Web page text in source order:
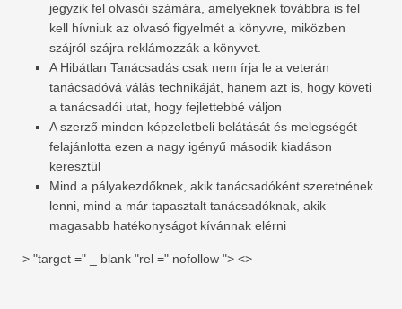
jegyzik fel olvasói számára, amelyeknek továbbra is fel
kell hívniuk az olvasó figyelmét a könyvre, miközben
szájról szájra reklámozzák a könyvet.
A Hibátlan Tanácsadás csak nem írja le a veterán
tanácsadóvá válás technikáját, hanem azt is, hogy követi
a tanácsadói utat, hogy fejlettebbé váljon
A szerző minden képzeletbeli belátását és melegségét
felajánlotta ezen a nagy igényű második kiadáson
keresztül
Mind a pályakezdőknek, akik tanácsadóként szeretnének
lenni, mind a már tapasztalt tanácsadóknak, akik
magasabb hatékonyságot kívánnak elérni
> "target =" _ blank "rel =" nofollow "> <>